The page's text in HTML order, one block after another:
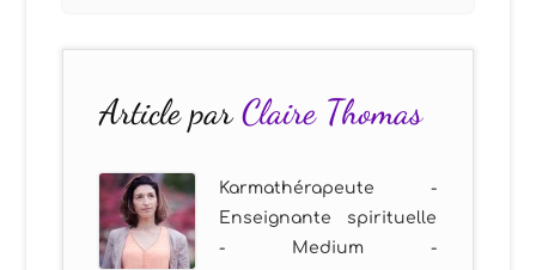
Article parClaire Thomas
Karmathérapeute -
Enseignante spirituelle
- Medium -